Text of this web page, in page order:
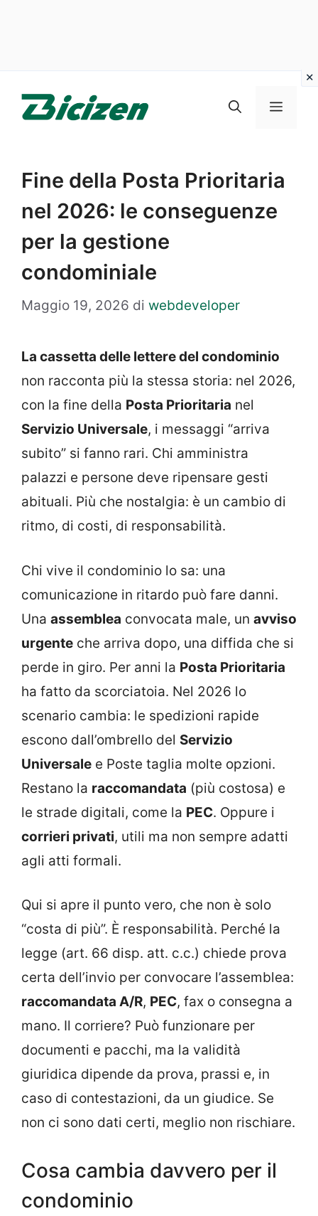
Menu
Fine della Posta Prioritaria
nel 2026: le conseguenze
per la gestione
condominiale
Maggio 19, 2026 di webdeveloper
La cassetta delle lettere del condominio
non racconta più la stessa storia: nel 2026,
con la fine della Posta Prioritaria nel
Servizio Universale, i messaggi “arriva
subito” si fanno rari. Chi amministra
palazzi e persone deve ripensare gesti
abituali. Più che nostalgia: è un cambio di
ritmo, di costi, di responsabilità.
Chi vive il condominio lo sa: una
comunicazione in ritardo può fare danni.
Una assemblea convocata male, un avviso
urgente che arriva dopo, una diffida che si
perde in giro. Per anni la Posta Prioritaria
ha fatto da scorciatoia. Nel 2026 lo
scenario cambia: le spedizioni rapide
escono dall’ombrello del Servizio
Universale e Poste taglia molte opzioni.
Restano la raccomandata (più costosa) e
le strade digitali, come la PEC. Oppure i
corrieri privati, utili ma non sempre adatti
agli atti formali.
Qui si apre il punto vero, che non è solo
“costa di più”. È responsabilità. Perché la
legge (art. 66 disp. att. c.c.) chiede prova
certa dell’invio per convocare l’assemblea:
raccomandata A/R, PEC, fax o consegna a
mano. Il corriere? Può funzionare per
documenti e pacchi, ma la validità
giuridica dipende da prova, prassi e, in
caso di contestazioni, da un giudice. Se
non ci sono dati certi, meglio non rischiare.
Cosa cambia davvero per il
condominio